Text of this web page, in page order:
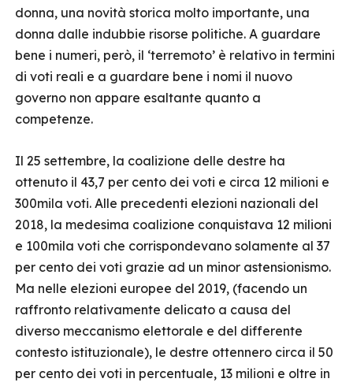
donna, una novità storica molto importante, una
donna dalle indubbie risorse politiche. A guardare
bene i numeri, però, il ‘terremoto’ è relativo in termini
di voti reali e a guardare bene i nomi il nuovo
governo non appare esaltante quanto a
competenze.
Il 25 settembre, la coalizione delle destre ha
ottenuto il 43,7 per cento dei voti e circa 12 milioni e
300mila voti. Alle precedenti elezioni nazionali del
2018, la medesima coalizione conquistava 12 milioni
e 100mila voti che corrispondevano solamente al 37
per cento dei voti grazie ad un minor astensionismo.
Ma nelle elezioni europee del 2019, (facendo un
raffronto relativamente delicato a causa del
diverso meccanismo elettorale e del differente
contesto istituzionale), le destre ottennero circa il 50
per cento dei voti in percentuale, 13 milioni e oltre in